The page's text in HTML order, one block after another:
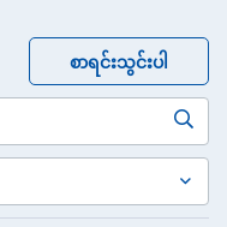
စာရင်းသွင်းပါ